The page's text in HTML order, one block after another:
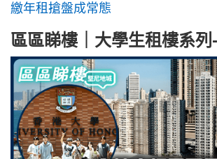
繳年租搶盤成常態
區區睇樓｜大學生租樓系